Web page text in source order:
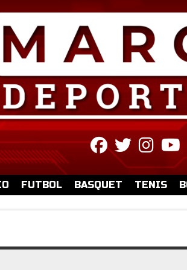
fab
fa-
facebook
fab
fa-
twitter
fab
fa-
FUTBOL BASQUET TENIS